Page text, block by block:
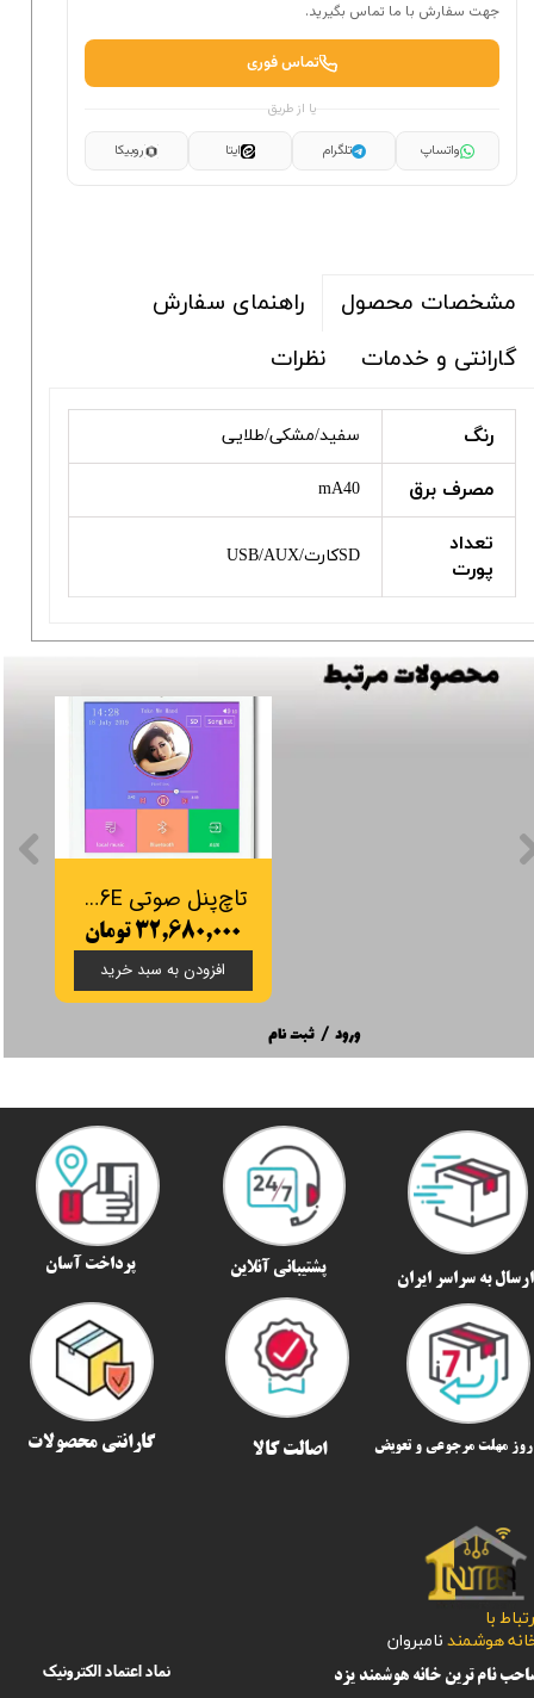
جهت سفارش با ما تماس بگیرید.
تماس فوری
یا از طریق
واتساپ تلگرام ایتا روبیکا
مشخصات محصول
راهنمای سفارش
گارانتی و خدمات
نظرات
رنگ سفید/مشکی/طلایی
مصرف برق mA40
تعداد
پورت
SDکارت/USB/AUX
تاچ‌پنل صوتی JX86E
۳۲,۶۸۰,۰۰۰ تومان
افزودن به سبد خرید
ورود / ثبت نام
با
هوشمند نامبروان
نماد اعتماد الکترونیک
ارسال به سراسر ایران​​​​​​​
پشتیبانی آنلاین پرداخت آسان
اصالت کالا گارانتی محصولات
نام ترین خانه هوشمند یزد